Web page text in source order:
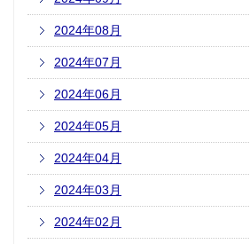
2024年08月
2024年07月
2024年06月
2024年05月
2024年04月
2024年03月
2024年02月